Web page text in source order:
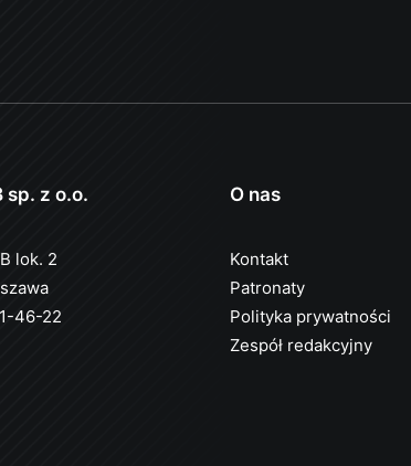
sp. z o.o.
lok. 2
46-22
O nas
Kontakt
Patronaty
Polityka prywatności
Zespół redakcyjny